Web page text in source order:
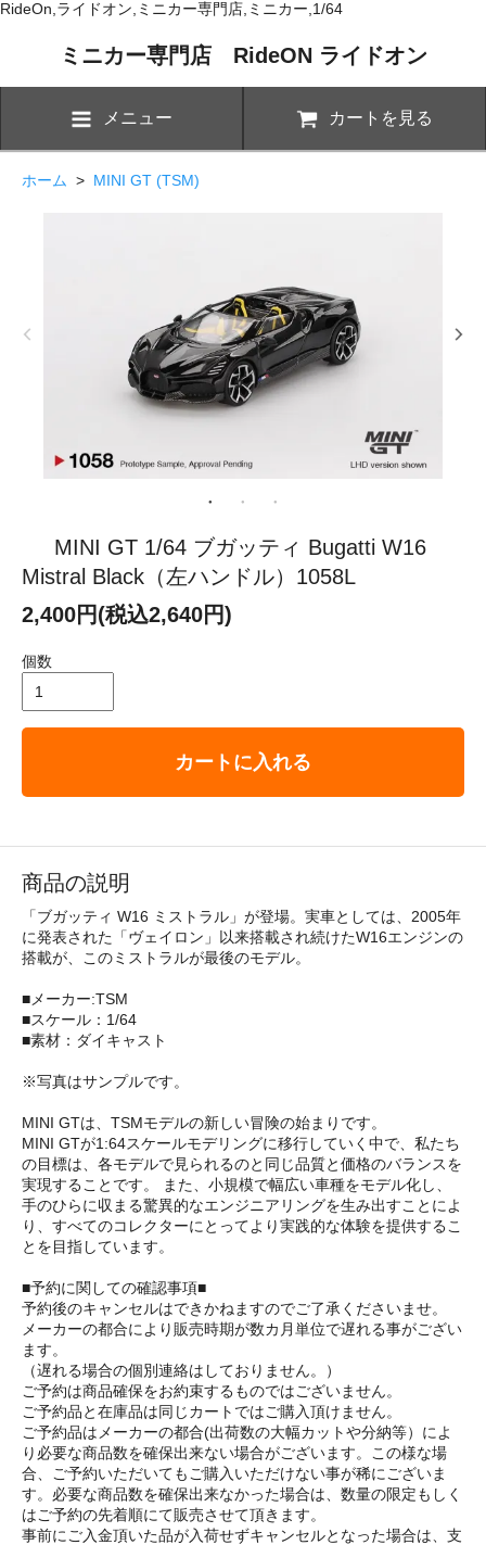
RideOn,ライドオン,ミニカー専門店,ミニカー,1/64
ミニカー専門店 RideON ライドオン
メニュー カートを見る
ホーム > MINI GT (TSM)
MINI GT 1/64 ブガッティ Bugatti W16
Mistral Black（左ハンドル）1058L
2,400円(税込2,640円)
個数
カートに入れる
商品の説明
「ブガッティ W16 ミストラル」が登場。実車としては、2005年
に発表された「ヴェイロン」以来搭載され続けたW16エンジンの
搭載が、このミストラルが最後のモデル。
■メーカー:TSM
■スケール：1/64
■素材：ダイキャスト
※写真はサンプルです。
MINI GTは、TSMモデルの新しい冒険の始まりです。
MINI GTが1:64スケールモデリングに移行していく中で、私たち
の目標は、各モデルで見られるのと同じ品質と価格のバランスを
実現することです。 また、小規模で幅広い車種をモデル化し、
手のひらに収まる驚異的なエンジニアリングを生み出すことによ
り、すべてのコレクターにとってより実践的な体験を提供するこ
とを目指しています。
■予約に関しての確認事項■
予約後のキャンセルはできかねますのでご了承くださいませ。
メーカーの都合により販売時期が数カ月単位で遅れる事がござい
ます。
（遅れる場合の個別連絡はしておりません。）
ご予約は商品確保をお約束するものではございません。
ご予約品と在庫品は同じカートではご購入頂けません。
ご予約品はメーカーの都合(出荷数の大幅カットや分納等）によ
り必要な商品数を確保出来ない場合がございます。この様な場
合、ご予約いただいてもご購入いただけない事が稀にございま
す。必要な商品数を確保出来なかった場合は、数量の限定もしく
はご予約の先着順にて販売させて頂きます。
事前にご入金頂いた品が入荷せずキャンセルとなった場合は、支